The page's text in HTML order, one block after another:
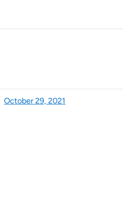
October 29, 2021